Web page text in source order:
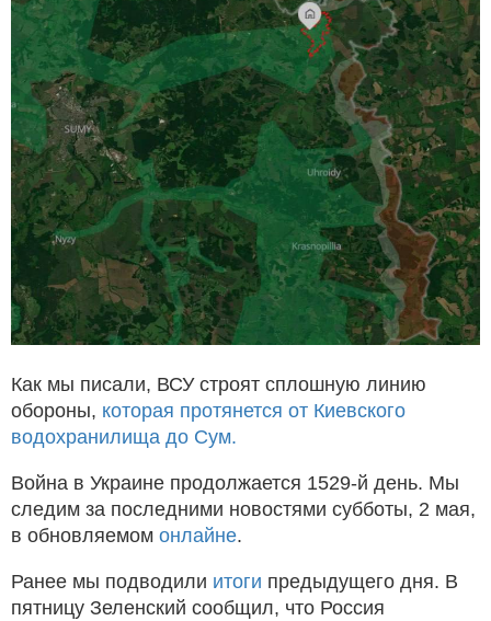
Как мы писали, ВСУ строят сплошную линию
обороны, которая протянется от Киевского
водохранилища до Сум.
Война в Украине продолжается 1529-й день. Мы
следим за последними новостями субботы, 2 мая,
в обновляемом онлайне.
Ранее мы подводили итоги предыдущего дня. В
пятницу Зеленский сообщил, что Россия